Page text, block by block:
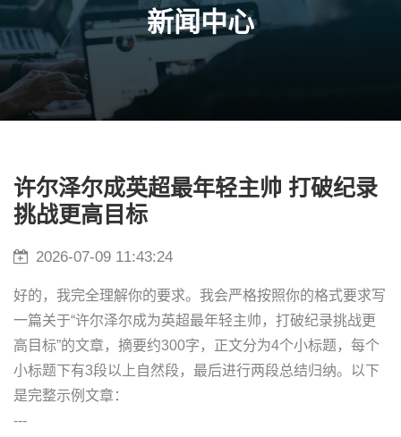
新闻中心
许尔泽尔成英超最年轻主帅 打破纪录
挑战更高目标
2026-07-09 11:43:24
好的，我完全理解你的要求。我会严格按照你的格式要求写
一篇关于“许尔泽尔成为英超最年轻主帅，打破纪录挑战更
高目标”的文章，摘要约300字，正文分为4个小标题，每个
小标题下有3段以上自然段，最后进行两段总结归纳。以下
是完整示例文章：
---